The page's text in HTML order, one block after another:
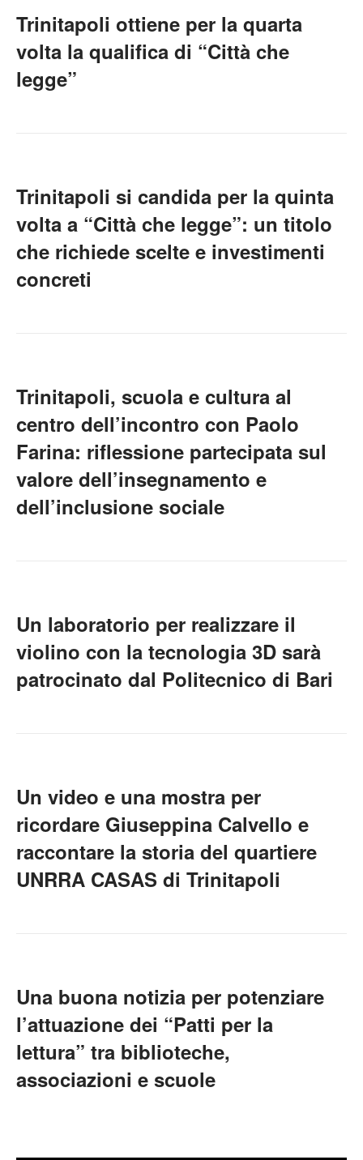
Trinitapoli ottiene per la quarta
volta la qualifica di “Città che
legge”
Trinitapoli si candida per la quinta
volta a “Città che legge”: un titolo
che richiede scelte e investimenti
concreti
Trinitapoli, scuola e cultura al
centro dell’incontro con Paolo
Farina: riflessione partecipata sul
valore dell’insegnamento e
dell’inclusione sociale
Un laboratorio per realizzare il
violino con la tecnologia 3D sarà
patrocinato dal Politecnico di Bari
Un video e una mostra per
ricordare Giuseppina Calvello e
raccontare la storia del quartiere
UNRRA CASAS di Trinitapoli
Una buona notizia per potenziare
l’attuazione dei “Patti per la
lettura” tra biblioteche,
associazioni e scuole